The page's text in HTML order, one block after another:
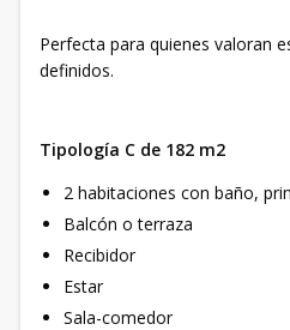
Perfecta para quienes valoran
definidos.
Tipología C de 182 m2
2 habitaciones con baño,
Balcón o terraza
Recibidor
Estar
Sala-comedor